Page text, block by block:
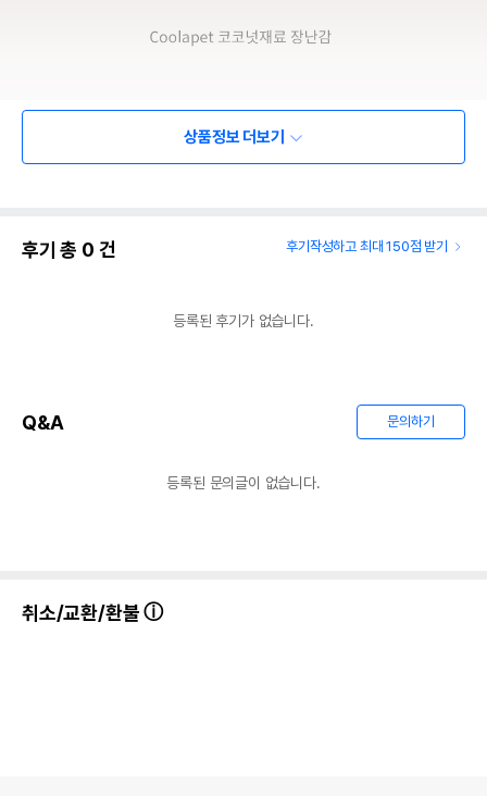
상품정보 더보기
후기 총 0 건 후기작성하고 최대 150점 받기
등록된 후기가 없습니다.
Q&A 문의하기
등록된 문의글이 없습니다.
취소/교환/환불